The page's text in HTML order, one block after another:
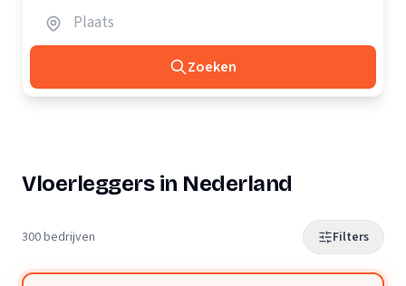
Zoeken
Vloerleggers in Nederland
300 bedrijven Filters